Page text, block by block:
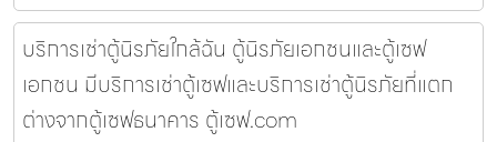
บริการเช่าตู้นิรภัยใกล้ฉัน ตู้นิรภัยเอกชนและตู้เซฟ
เอกชน มีบริการเช่าตู้เซฟและบริการเช่าตู้นิรภัยที่แตก
ต่างจากตู้เซฟธนาคาร ตู้เซฟ.com